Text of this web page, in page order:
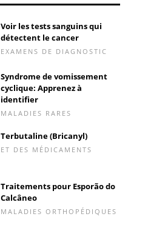
Voir les tests sanguins qui
détectent le cancer
EXAMENS DE DIAGNOSTIC
Syndrome de vomissement
cyclique: Apprenez à
identifier
MALADIES RARES
Terbutaline (Bricanyl)
ET DES MÉDICAMENTS
Traitements pour Esporão do
Calcâneo
MALADIES ORTHOPÉDIQUES